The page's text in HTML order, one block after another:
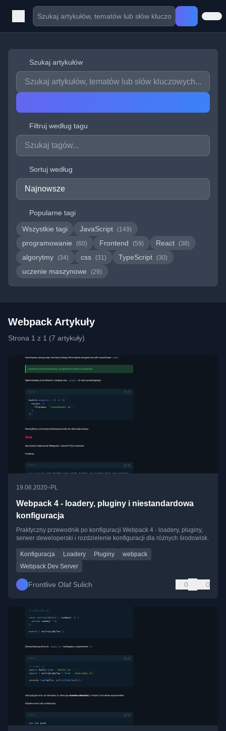
Szukaj artykułów
Filtruj według tagu
Sortuj według
Popularne tagi
Wszystkie tagi
JavaScript (149)
programowanie (60) Frontend (59) React (38)
algorytmy (34) css (31) TypeScript (30)
uczenie maszynowe (29)
Webpack Artykuły
Strona 1 z 1 (7 artykuły)
19.06.2020• PL
Webpack 4 - loadery, pluginy i niestandardowa
konfiguracja
Praktyczny przewodnik po konfiguracji Webpack 4 - loadery, pluginy,
serwer deweloperski i rozdzielenie konfiguracji dla różnych środowisk.
Konfiguracja Loadery Pluginy
webpack
Webpack Dev Server
Frontlive Olaf Sulich 0 0